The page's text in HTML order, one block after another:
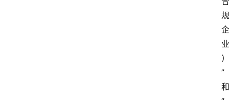
规
企
业
）
”
和
“